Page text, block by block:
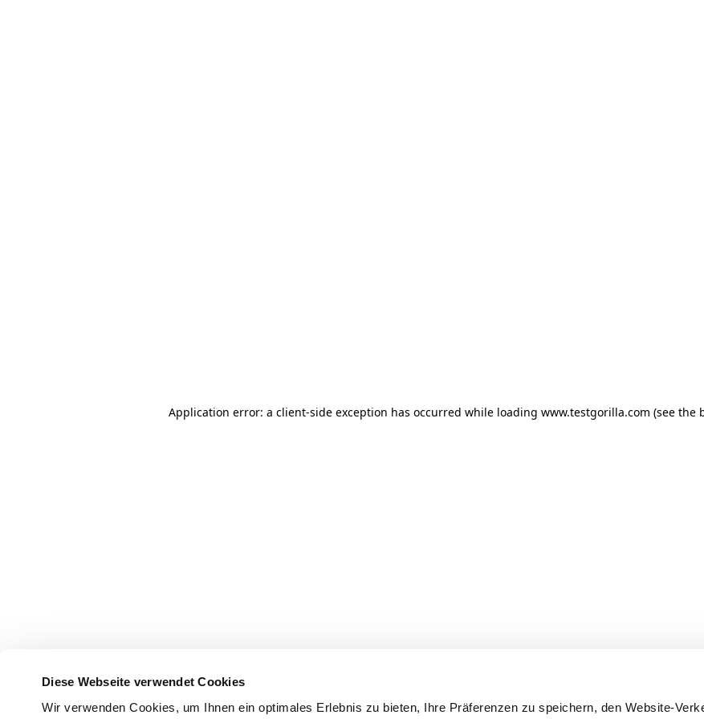
Diese Webseite verwendet Cookies
Wir verwenden Cookies, um Ihnen ein optimales Erlebnis zu bieten, Ihre Präferenzen zu speichern, den Website-
Application error: a client-side exception has occurred while loading www.testgorilla.com (see the